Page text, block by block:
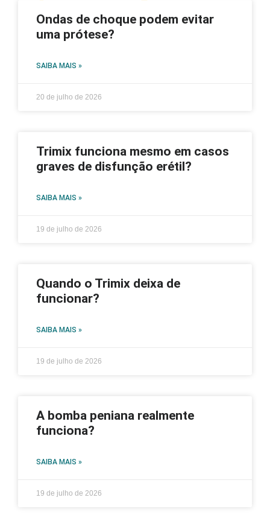
Ondas de choque podem evitar
uma prótese?
SAIBA MAIS »
20 de julho de 2026
Trimix funciona mesmo em casos
graves de disfunção erétil?
SAIBA MAIS »
19 de julho de 2026
Quando o Trimix deixa de
funcionar?
SAIBA MAIS »
19 de julho de 2026
A bomba peniana realmente
funciona?
SAIBA MAIS »
19 de julho de 2026